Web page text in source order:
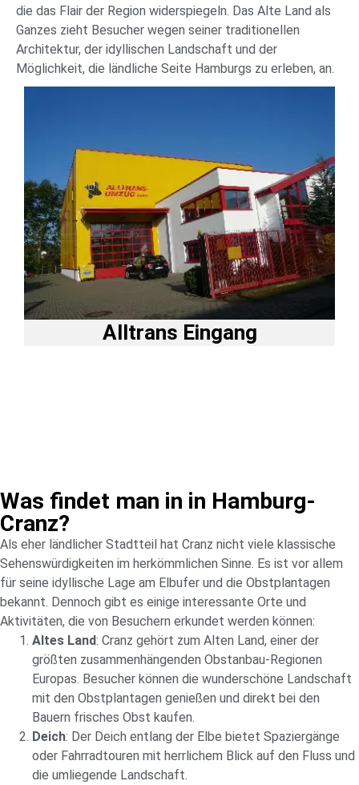
die das Flair der Region widerspiegeln. Das Alte Land als
Ganzes zieht Besucher wegen seiner traditionellen
Architektur, der idyllischen Landschaft und der
Möglichkeit, die ländliche Seite Hamburgs zu erleben, an.
Alltrans Eingang
Was findet man in in Hamburg-
Cranz?
Als eher ländlicher Stadtteil hat Cranz nicht viele klassische
Sehenswürdigkeiten im herkömmlichen Sinne. Es ist vor allem
für seine idyllische Lage am Elbufer und die Obstplantagen
bekannt. Dennoch gibt es einige interessante Orte und
Aktivitäten, die von Besuchern erkundet werden können:
Altes Land: Cranz gehört zum Alten Land, einer der
größten zusammenhängenden Obstanbau-Regionen
Europas. Besucher können die wunderschöne Landschaft
mit den Obstplantagen genießen und direkt bei den
Bauern frisches Obst kaufen.
Deich: Der Deich entlang der Elbe bietet Spaziergänge
oder Fahrradtouren mit herrlichem Blick auf den Fluss und
die umliegende Landschaft.